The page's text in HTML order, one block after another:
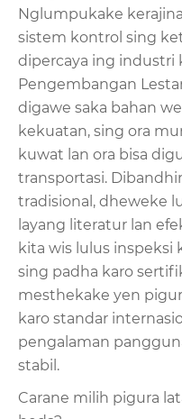
Nglumpukake
sistem kontrol sing
dipercaya ing industri
Pengembangan
digawe saka bahan
kekuatan, sing ora
kuwat lan ora bisa
transportasi.
tradisional, dheweke
layang literatur lan
kita wis lulus inspeksi
sing padha karo
mesthekake yen
karo standar
pengalaman
stabil.
Carane milih pigura